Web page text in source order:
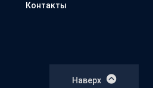
Контакты
Наверх